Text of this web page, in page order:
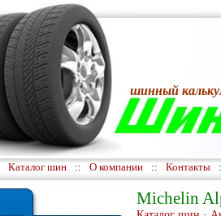
шинный
Каталог шин :: О компании :: Контакты
Michelin